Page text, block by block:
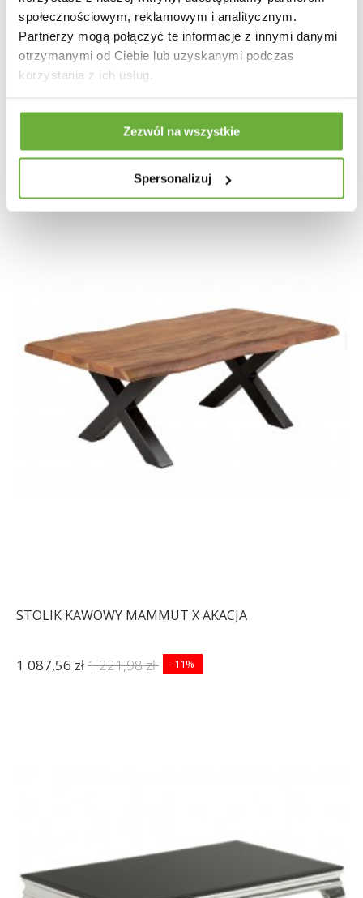
społecznościowym, reklamowym i analitycznym.
Partnerzy mogą połączyć te informacje z innymi danymi
otrzymanymi od Ciebie lub uzyskanymi podczas
korzystania z ich usług.
Zezwól na wszystkie
Spersonalizuj
STOLIK KAWOWY GOA II
1 108,16 zł
STOLIK KAWOWY MAMMUT X AKACJA
1 087,56 zł1 221,98 zł -11%